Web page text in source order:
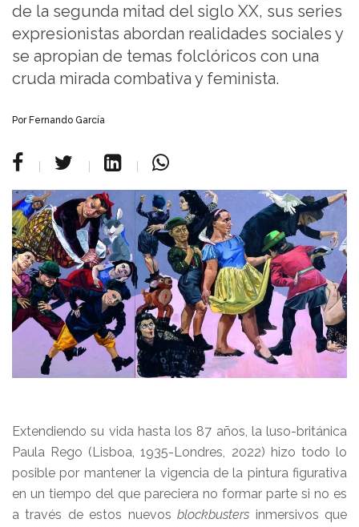
de la segunda mitad del siglo XX, sus series
expresionistas abordan realidades sociales y
se apropian de temas folclóricos con una
cruda mirada combativa y feminista.
Por Fernando García
Extendiendo su vida hasta los 87 años, la luso-británica
Paula Rego (Lisboa, 1935-Londres, 2022) hizo todo lo
posible por mantener la vigencia de la pintura figurativa
en un tiempo del que pareciera no formar parte si no es
a través de estos nuevosblockbusters inmersivos que